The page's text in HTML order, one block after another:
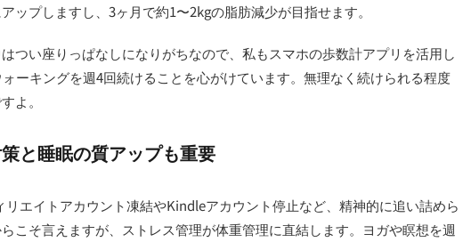
ップしますし、3ヶ月で約1〜2kgの脂肪減少が目指せます。
つい座りっぱなしになりがちなので、私もスマホの歩数計アプリを活用し
ーキングを週4回続けることを心がけています。無理なく続けられる程度
よ。
と睡眠の質アップも重要
エイトアカウント凍結やKindleアカウント停止など、精神的に追い詰めら
こそ言えますが、ストレス管理が体重管理に直結します。ヨガや瞑想を週